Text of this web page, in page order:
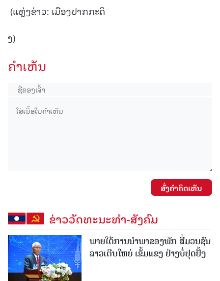
(ແຫຼ່ງຂ່າວ: ເມືອງປາກກະດິ
ງ)
ຄໍາເຫັນ
ສົ່ງຄໍາຄິດເຫັນ
ຂ່າວວັດທະນະທຳ-ສັງຄົມ
ພາຍໃຕ້ການນໍາພາຂອງພັກ ສື່ມວນຊົນ
ລາວເຕີບໃຫຍ່ ເຂັ້ມແຂງ ຢ່າງບໍ່ຢຸດຢັ້ງ